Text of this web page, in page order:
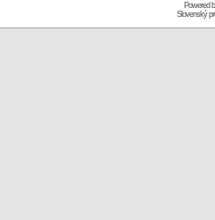
Powered
Slovenský